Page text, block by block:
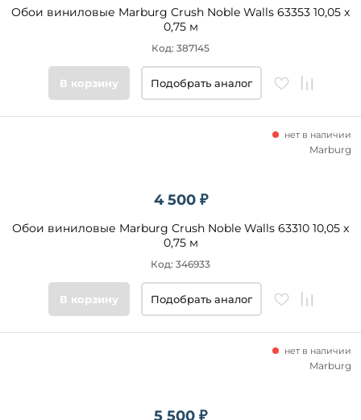
Обои виниловые Marburg Crush Noble Walls 63353 10,05 x
0,75 м
Код: 387145
В корзину Подобрать аналог
4 500 ₽
Обои виниловые Marburg Crush Noble Walls 63310 10,05 x
0,75 м
нет в наличии
Код: 346933
Marburg
В корзину Подобрать аналог
5 500 ₽
нет в наличии
Marburg